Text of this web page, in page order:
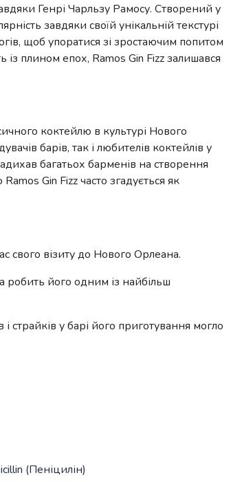
Генрі Чарльзу Рамосу. Створений у
завдяки своїй унікальній текстурі
щоб упоратися зі зростаючим попитом
із плином епох, Ramos Gin Fizz залишався
коктейлю в культурі Нового
барів, так і любителів коктейлів у
багатьох барменів на створення
Gin Fizz часто згадується як
свого візиту до Нового Орлеана.
робить його одним із найбільш
страйків у барі його приготування могло
(Пеніцилін)